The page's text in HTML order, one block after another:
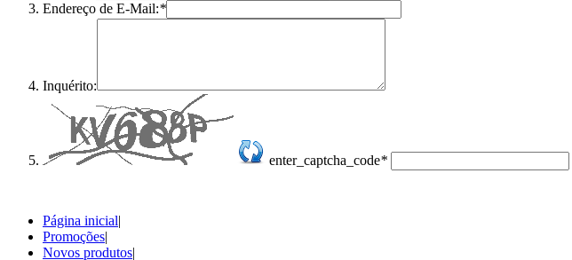
Endereço de E-Mail:*
Inquérito:
enter_captcha_code*
Página inicial|
Promoções|
Novos produtos|